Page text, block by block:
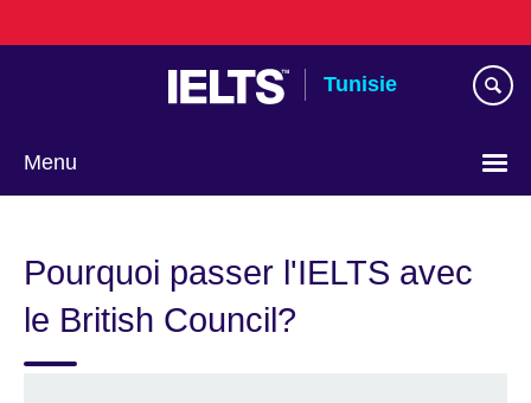
to
Tunisie
Menu
language
Pourquoi passer l'IELTS avec
le British Council?